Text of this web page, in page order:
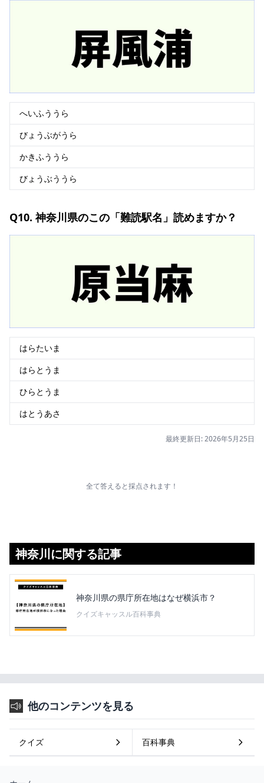
へいふううら
びょうぶがうら
かきふううら
びょうぶううら
Q10. 神奈川県のこの「難読駅名」読めますか？
はらたいま
はらとうま
ひらとうま
はとうあさ
最終更新日: 2026年5月25日
全て答えると採点されます！
神奈川に関する記事
神奈川県の県庁所在地はなぜ横浜市？
クイズキャッスル百科事典
他のコンテンツを見る
クイズ 百科事典